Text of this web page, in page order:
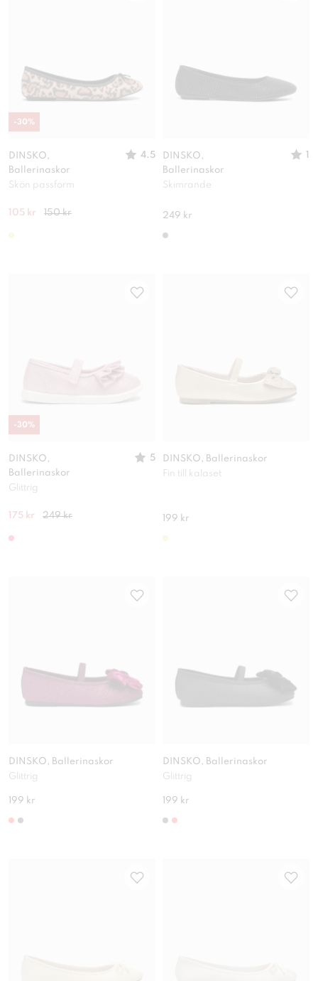
DINSKO,
Ballerinaskor
4.5
Skön passform
105 kr 150 kr
-30%
DINSKO,
Ballerinaskor
1
Skimrande
249 kr
DINSKO,
Ballerinaskor
5
Glittrig
175 kr 249 kr
-30%
DINSKO, Ballerinaskor
Fin till kalaset
199 kr
DINSKO, Ballerinaskor
Glittrig
199 kr
DINSKO, Ballerinaskor
Glittrig
199 kr